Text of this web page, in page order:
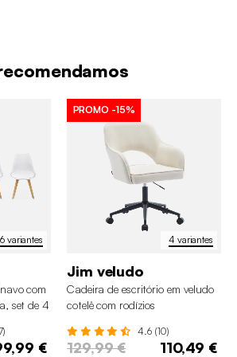
6 variantes
com
set de 4
€
4 variantes
PROMO -15%
Jim veludo
Cadeira de escritório em veludo
cotelê com rodízios
4.6 (10)
129,99 € 110,49 €